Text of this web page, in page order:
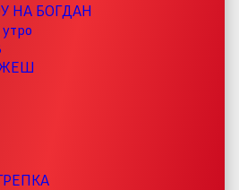
НА БОГДАН